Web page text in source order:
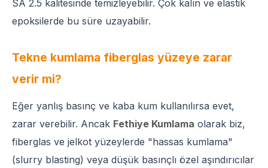
SA 2.5 kalitesinde temizleyebilir. Çok kalın ve elastik
epoksilerde bu süre uzayabilir.
Tekne kumlama fiberglas yüzeye zarar
verir mi?
Eğer yanlış basınç ve kaba kum kullanılırsa evet,
zarar verebilir. Ancak Fethiye Kumlama olarak biz,
fiberglas ve jelkot yüzeylerde "hassas kumlama"
(slurry blasting) veya düşük basınçlı özel aşındırıcılar